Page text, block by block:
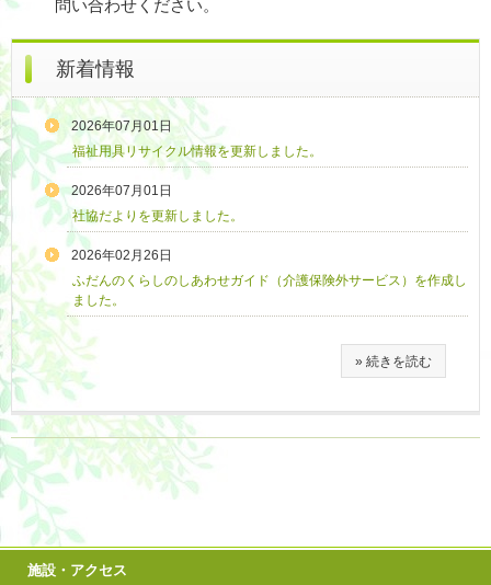
問い合わせください。
新着情報
2026年07月01日
福祉用具リサイクル情報を更新しました。
2026年07月01日
社協だよりを更新しました。
2026年02月26日
ふだんのくらしのしあわせガイド（介護保険外サービス）を作成し
ました。
» 続きを読む
施設・アクセス